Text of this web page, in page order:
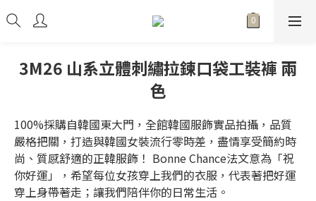
3M26 山系立體刺繡拉鍊口袋工裝褲 兩
色
100%採購自韓國東大門，全館韓國服飾實品拍攝，品質
嚴格把關，打造與韓國女裝流行零時差，盡情享受簡約時
尚、質感舒適的正韓服飾！ Bonne Chance法文意為「祝
你好運」，希望每位女孩穿上我們的衣服，代表著把好運
穿上身帶著走；讓我們陪伴你的日常生活。